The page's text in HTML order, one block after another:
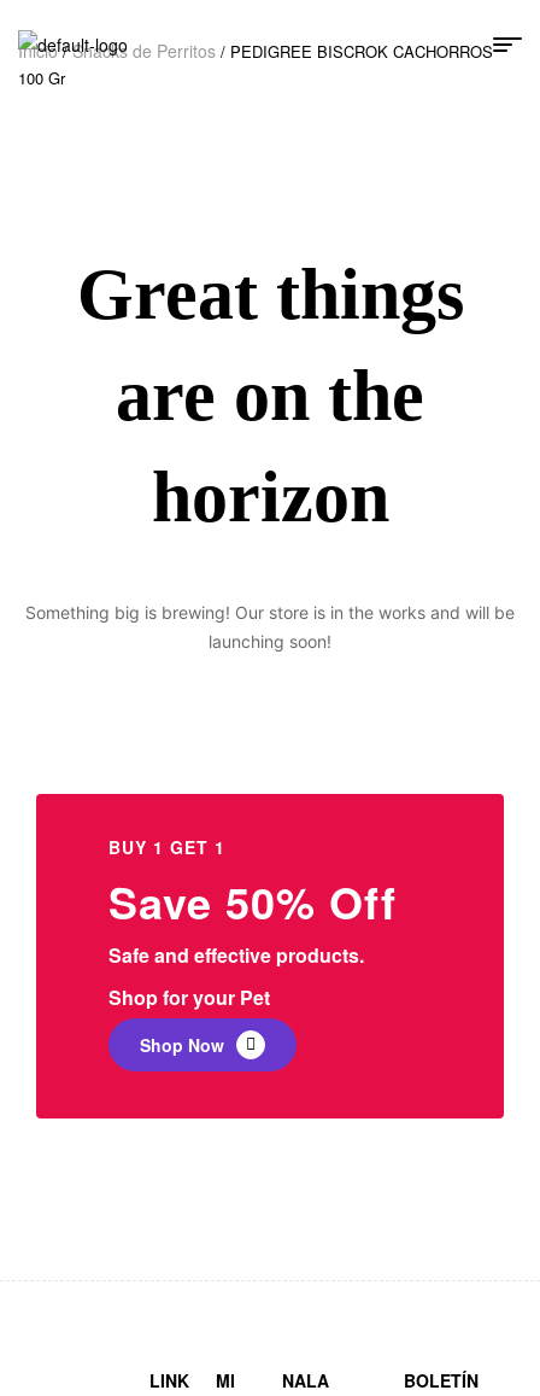
Inicio/Snacks de Perritos / PEDIGREE BISCROK CACHORROS
100 Gr
Great things
are on the
horizon
Something big is brewing! Our store is in the works and will be
launching soon!
BUY 1 GET 1
Save 50% Off
Safe and effective products.
Shop for your Pet
Shop Now
LINK
MI
NALA
BOLETÍN